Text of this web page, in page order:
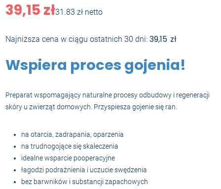
39,15 zł31.83 zł netto
Najniższa cena w ciągu ostatnich 30 dni:39,15 zł
Wspiera proces gojenia!
Preparat wspomagający naturalne procesy odbudowy i regeneracji
skóry u zwierząt domowych. Przyspiesza gojenie się ran.
na otarcia, zadrapania, oparzenia
na trudnogojące się skaleczenia
idealne wsparcie pooperacyjne
łagodzi podrażnienia i uczucie swędzenia
bez barwników i substancji zapachowych